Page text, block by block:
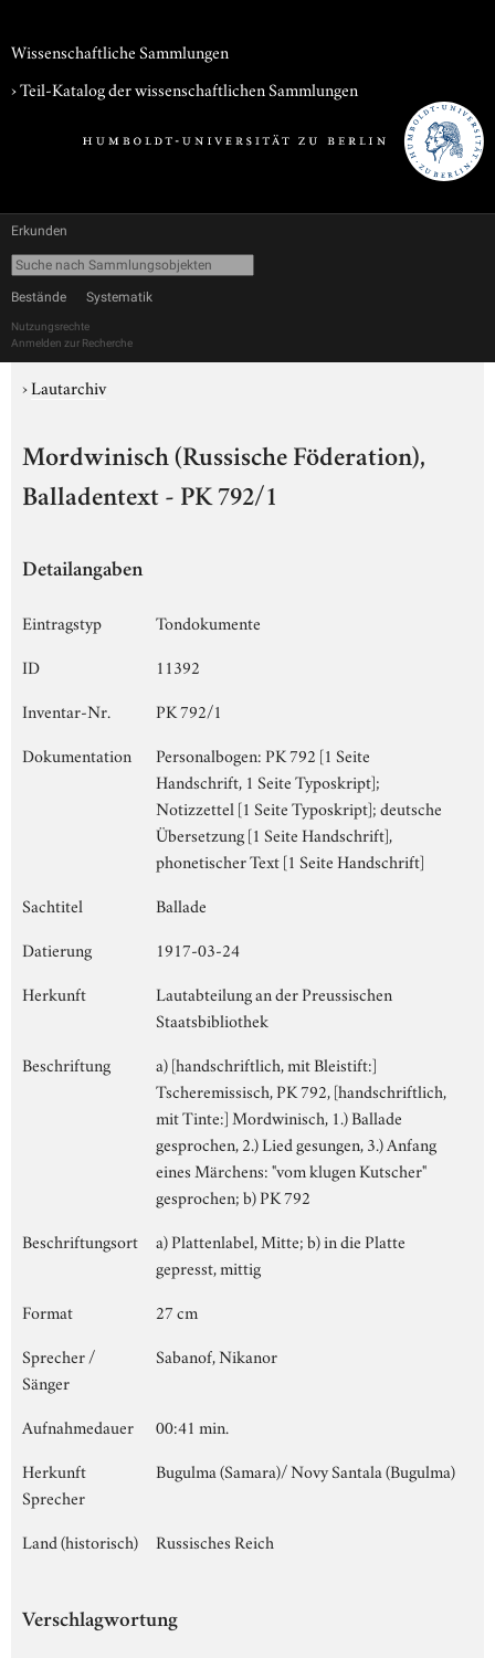
Wissenschaftliche Sammlungen
› Teil-Katalog der wissenschaftlichen Sammlungen
Erkunden
Bestände Systematik
Nutzungsrechte
Anmelden zur Recherche
›Lautarchiv
Mordwinisch (Russische Föderation),
Balladentext - PK 792/1
Detailangaben
Eintragstyp
Tondokumente
ID
11392
Inventar-Nr.
PK 792/1
Dokumentation
Personalbogen: PK 792 [1 Seite
Handschrift, 1 Seite Typoskript];
Notizzettel [1 Seite Typoskript]; deutsche
Übersetzung [1 Seite Handschrift],
phonetischer Text [1 Seite Handschrift]
Sachtitel
Ballade
Datierung
1917-03-24
Herkunft
Lautabteilung an der Preussischen
Staatsbibliothek
Beschriftung
a) [handschriftlich, mit Bleistift:]
Tscheremissisch, PK 792, [handschriftlich,
mit Tinte:] Mordwinisch, 1.) Ballade
gesprochen, 2.) Lied gesungen, 3.) Anfang
eines Märchens: "vom klugen Kutscher"
gesprochen; b) PK 792
Beschriftungsort
a) Plattenlabel, Mitte; b) in die Platte
gepresst, mittig
Format
27 cm
Sprecher /
Sänger
Sabanof, Nikanor
Aufnahmedauer
00:41 min.
Herkunft
Sprecher
Bugulma (Samara)/ Novy Santala (Bugulma)
Land (historisch) Russisches Reich
Verschlagwortung